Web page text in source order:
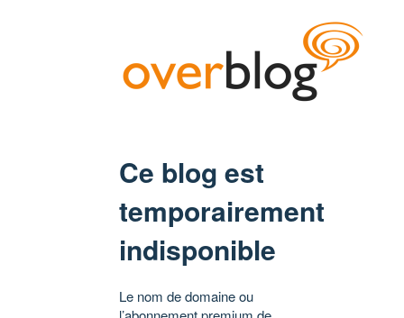
Ce blog est
temporairement
indisponible
Le nom de domaine ou